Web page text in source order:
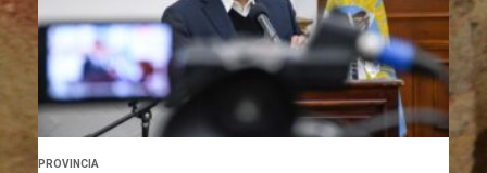
PROVINCIA